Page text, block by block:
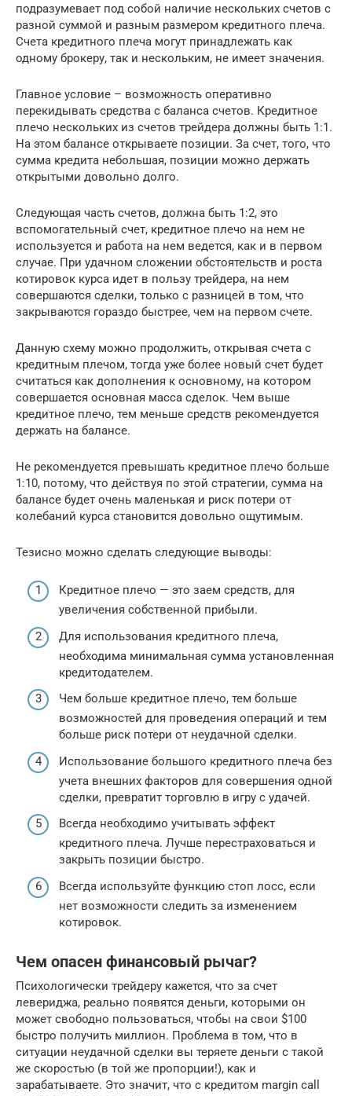
подразумевает под собой наличие нескольких счетов с
разной суммой и разным размером кредитного плеча.
Счета кредитного плеча могут принадлежать как
одному брокеру, так и нескольким, не имеет значения.
Главное условие – возможность оперативно
перекидывать средства с баланса счетов. Кредитное
плечо нескольких из счетов трейдера должны быть 1:1.
На этом балансе открываете позиции. За счет, того, что
сумма кредита небольшая, позиции можно держать
открытыми довольно долго.
Следующая часть счетов, должна быть 1:2, это
вспомогательный счет, кредитное плечо на нем не
используется и работа на нем ведется, как и в первом
случае. При удачном сложении обстоятельств и роста
котировок курса идет в пользу трейдера, на нем
совершаются сделки, только с разницей в том, что
закрываются гораздо быстрее, чем на первом счете.
Данную схему можно продолжить, открывая счета с
кредитным плечом, тогда уже более новый счет будет
считаться как дополнения к основному, на котором
совершается основная масса сделок. Чем выше
кредитное плечо, тем меньше средств рекомендуется
держать на балансе.
Не рекомендуется превышать кредитное плечо больше
1:10, потому, что действуя по этой стратегии, сумма на
балансе будет очень маленькая и риск потери от
колебаний курса становится довольно ощутимым.
Тезисно можно сделать следующие выводы:
Кредитное плечо — это заем средств, для
увеличения собственной прибыли.
Для использования кредитного плеча,
необходима минимальная сумма установленная
кредитодателем.
Чем больше кредитное плечо, тем больше
возможностей для проведения операций и тем
больше риск потери от неудачной сделки.
Использование большого кредитного плеча без
учета внешних факторов для совершения одной
сделки, превратит торговлю в игру с удачей.
Всегда необходимо учитывать эффект
кредитного плеча. Лучше перестраховаться и
закрыть позиции быстро.
Всегда используйте функцию стоп лосс, если
нет возможности следить за изменением
котировок.
Чем опасен финансовый рычаг?
Психологически трейдеру кажется, что за счет
левериджа, реально появятся деньги, которыми он
может свободно пользоваться, чтобы на свои $100
быстро получить миллион. Проблема в том, что в
ситуации неудачной сделки вы теряете деньги с такой
же скоростью (в той же пропорции!), как и
зарабатываете. Это значит, что с кредитом margin call